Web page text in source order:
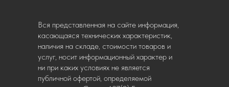
Вся представленная на сайте информация,
касающаяся технических характеристик,
наличия на складе, стоимости товаров и
услуг, носит информационный характер и
ни при каких условиях не является
публичной офертой, определяемой